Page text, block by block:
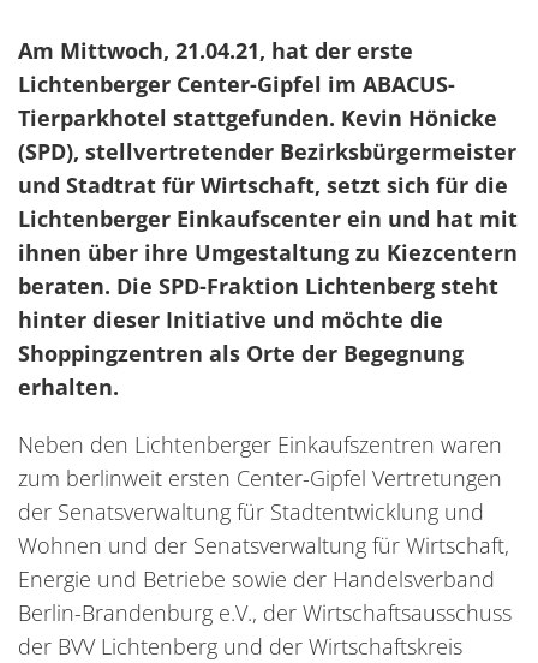
Am Mittwoch, 21.04.21, hat der erste
Lichtenberger Center-Gipfel im ABACUS-
Tierparkhotel stattgefunden. Kevin Hönicke
(SPD), stellvertretender Bezirksbürgermeister
und Stadtrat für Wirtschaft, setzt sich für die
Lichtenberger Einkaufscenter ein und hat mit
ihnen über ihre Umgestaltung zu Kiezcentern
beraten. Die SPD-Fraktion Lichtenberg steht
hinter dieser Initiative und möchte die
Shoppingzentren als Orte der Begegnung
erhalten.
Neben den Lichtenberger Einkaufszentren waren
zum berlinweit ersten Center-Gipfel Vertretungen
der Senatsverwaltung für Stadtentwicklung und
Wohnen und der Senatsverwaltung für Wirtschaft,
Energie und Betriebe sowie der Handelsverband
Berlin-Brandenburg e.V., der Wirtschaftsausschuss
der BVV Lichtenberg und der Wirtschaftskreis